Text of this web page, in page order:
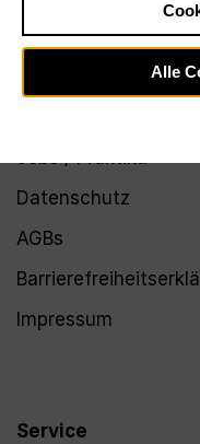
Jobs / Praktika
Datenschutz
AGBs
Impressum
Service
Alle